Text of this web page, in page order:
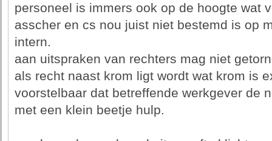
personeel is immers ook op de hoogte wat
asscher en cs nou juist niet bestemd is op
intern.
aan uitspraken van rechters mag niet
als recht naast krom ligt wordt wat krom is
voorstelbaar dat betreffende werkgever de
met een klein beetje hulp.